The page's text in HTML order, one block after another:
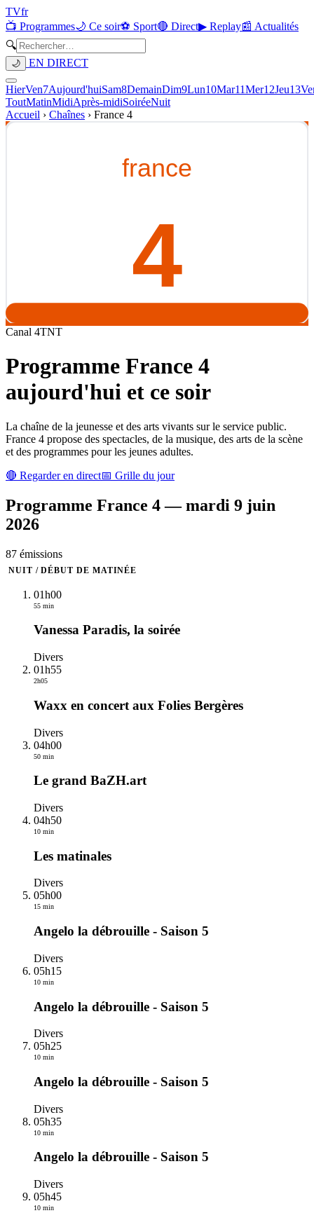
TVfr
📺 Programmes🌙 Ce soir⚽ Sport🔴 Direct▶ Replay📰 Actualités
🔍
🌙 EN DIRECT
HierVen7Aujourd'huiSam8DemainDim9Lun10Mar11Mer12Jeu13
ToutMatinMidiAprès-midiSoiréeNuit
Accueil › Chaînes › France 4
Canal 4TNT
Programme France 4
aujourd'hui et ce soir
La chaîne de la jeunesse et des arts vivants sur le service public.
France 4 propose des spectacles, de la musique, des arts de la scène
et des programmes pour les jeunes adultes.
🔴 Regarder en direct📅 Grille du jour
Programme France 4—mardi 9 juin
2026
87 émissions
NUIT / DÉBUT DE MATINÉE
01h00
55 min
Vanessa Paradis, la soirée
Divers
01h55
2h05
Waxx en concert aux Folies Bergères
Divers
04h00
50 min
Le grand BaZH.art
Divers
04h50
10 min
Les matinales
Divers
05h00
15 min
Angelo la débrouille - Saison 5
Divers
05h15
10 min
Angelo la débrouille - Saison 5
Divers
05h25
10 min
Angelo la débrouille - Saison 5
Divers
05h35
10 min
Angelo la débrouille - Saison 5
Divers
05h45
10 min